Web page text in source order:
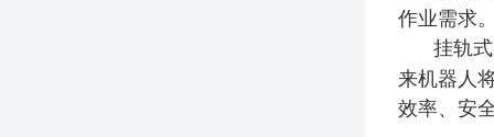
作业需求
挂轨
来机器人
效率、安